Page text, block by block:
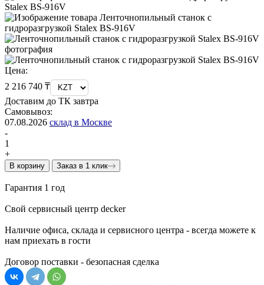
Цена:
2 216 740 ₸
Доставим до ТК завтра
Самовывоз:
07.08.2026 склад в Москве
-
1
+
В корзину Заказ в 1 клик
Гарантия 1 год
Свой сервисный центр decker
Наличие офиса, склада и сервисного центра - всегда можете к
нам приехать в гости
Договор поставки - безопасная сделка